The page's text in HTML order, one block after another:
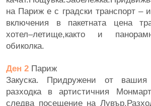
на Париж е с градски транспорт –
включения в пакетната цена
хотел–летище,както и
обиколка.
Ден 2 Париж
Закуска. Придружени от вашия
разходка в артистичния
следва посещение на